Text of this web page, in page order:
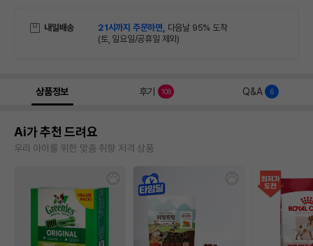
내일배송 21시까지 주문하면, 다음날 95% 도착
(토, 일요일/공휴일 제외)
상품정보 후기 108 Q&A 6
Ai가 추천 드려요
우리 아이를 위한 맞춤 취향 저격 상품